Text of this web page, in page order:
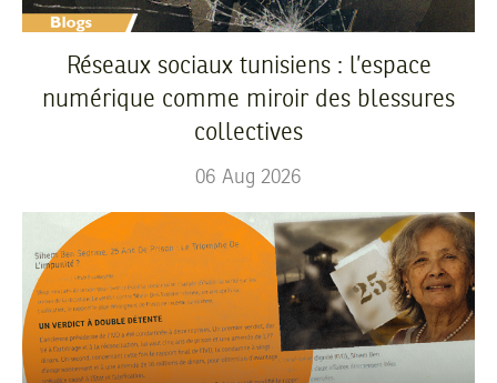
Réseaux sociaux tunisiens : l’espace
numérique comme miroir des blessures
collectives
06 Aug 2026